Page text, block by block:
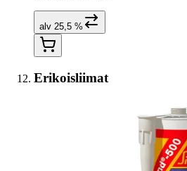
alv 25,5 %
Erikoisliimat